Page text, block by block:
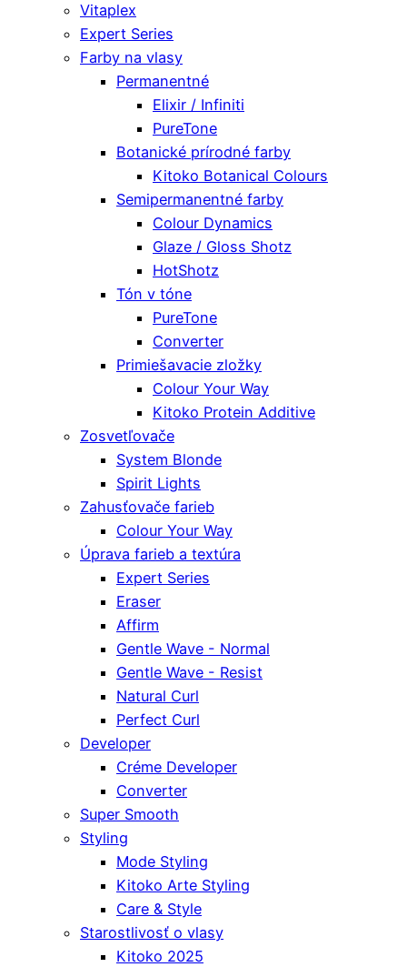
Vitaplex
Expert Series
Farby na vlasy
Permanentné
Elixir / Infiniti
PureTone
Botanické prírodné farby
Kitoko Botanical Colours
Semipermanentné farby
Colour Dynamics
Glaze / Gloss Shotz
HotShotz
Tón v tóne
PureTone
Converter
Primiešavacie zložky
Colour Your Way
Kitoko Protein Additive
Zosvetľovače
System Blonde
Spirit Lights
Zahusťovače farieb
Colour Your Way
Úprava farieb a textúra
Expert Series
Eraser
Affirm
Gentle Wave - Normal
Gentle Wave - Resist
Natural Curl
Perfect Curl
Developer
Créme Developer
Converter
Super Smooth
Styling
Mode Styling
Kitoko Arte Styling
Care & Style
Starostlivosť o vlasy
Kitoko 2025